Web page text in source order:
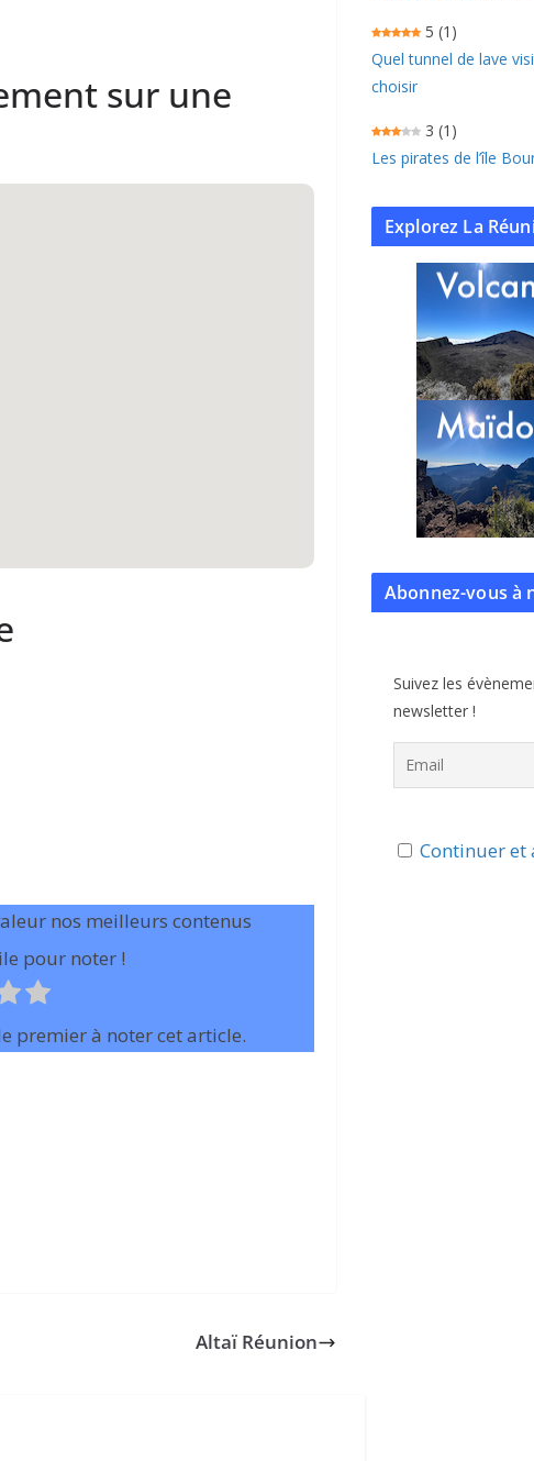
sur une
nos meilleurs contenus
pour noter !
premier à noter cet article.
Altaï Réunion
5 (1)
Quel tunnel de lave
choisir
3 (1)
Les pirates de l’île
Explorez La
Abonnez-vous à
Suivez les
newsletter !
Continuer